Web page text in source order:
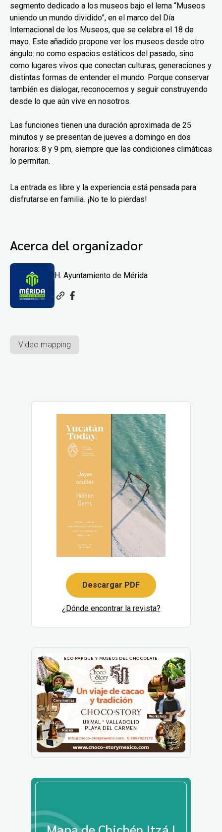
segmento dedicado a los museos bajo el lema “Museos
uniendo un mundo dividido”, en el marco del Día
Internacional de los Museos, que se celebra el 18 de
mayo. Este añadido propone ver los museos desde otro
ángulo: no como espacios estáticos del pasado, sino
como lugares vivos que conectan culturas, generaciones y
distintas formas de entender el mundo. Porque conservar
también es dialogar, reconocernos y seguir construyendo
desde lo que aún vive en nosotros.
Las funciones tienen una duración aproximada de 25
minutos y se presentan de jueves a domingo en dos
horarios: 8 y 9 pm, siempre que las condiciones climáticas
lo permitan.
La entrada es libre y la experiencia está pensada para
disfrutarse en familia. ¡No te lo pierdas!
Acerca del organizador
H. Ayuntamiento de Mérida
Video mapping
Descargar PDF
¿Dónde encontrar la revista?